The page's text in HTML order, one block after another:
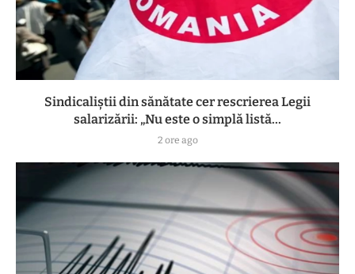
Sindicaliștii din sănătate cer rescrierea Legii
salarizării: „Nu este o simplă listă...
2 ore ago